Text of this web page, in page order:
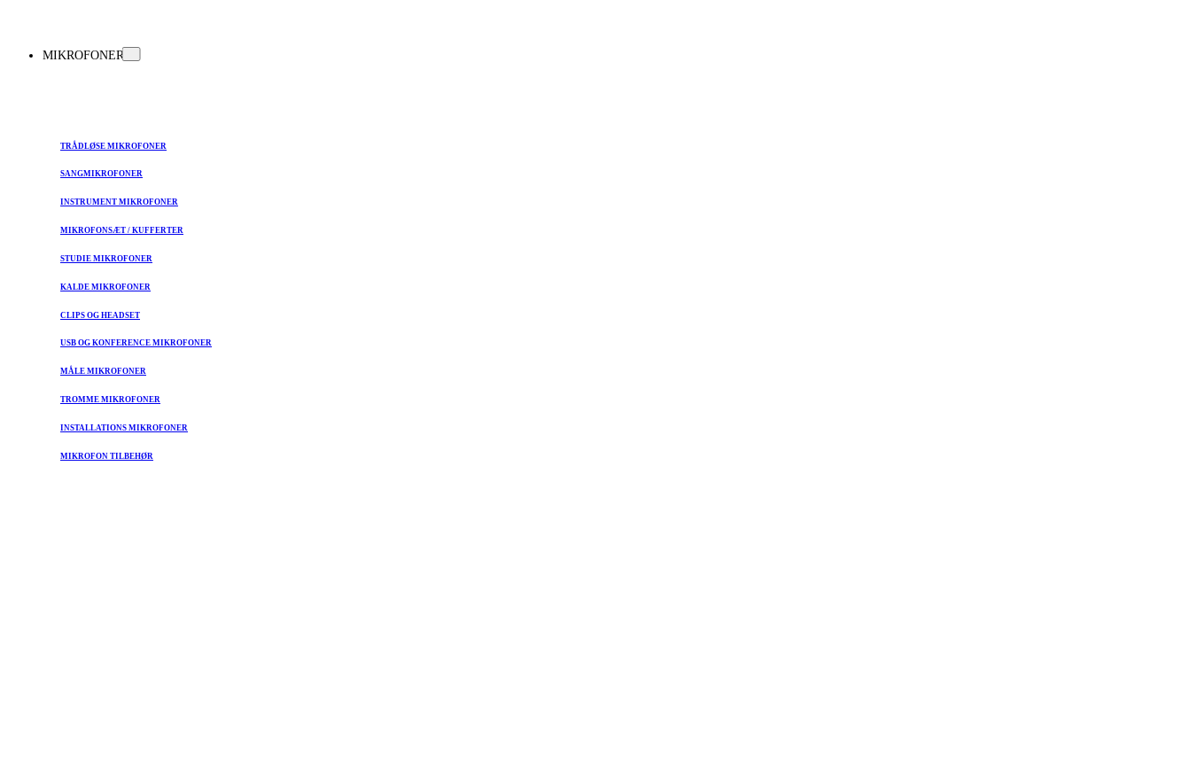
MIKROFONER
TRÅDLØSE MIKROFONER
SANGMIKROFONER
INSTRUMENT MIKROFONER
MIKROFONSÆT / KUFFERTER
STUDIE MIKROFONER
KALDE MIKROFONER
CLIPS OG HEADSET
USB OG KONFERENCE MIKROFONER
MÅLE MIKROFONER
TROMME MIKROFONER
INSTALLATIONS MIKROFONER
MIKROFON TILBEHØR